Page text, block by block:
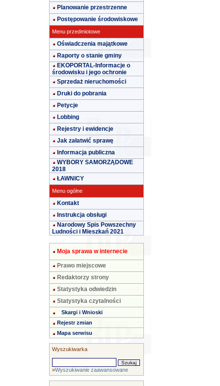
Planowanie przestrzenne
Postępowanie środowiskowe
Menu przedmiotowe
Oświadczenia majątkowe
Raporty o stanie gminy
EKOPORTAL-Informacje o
środowisku i jego ochronie
Sprzedaż nieruchomości
Druki do pobrania
Petycje
Lobbing
Rejestry i ewidencje
Jak załatwić sprawę
Informacja publiczna
WYBORY SAMORZĄDOWE
2018
ŁAWNICY
Menu ogólne
Kontakt
Instrukcja obsługi
Narodowy Spis Powszechny
Ludności i Mieszkań 2021
Moja sprawa w internecie
Prawo miejscowe
Redaktorzy strony
Statystyka odwiedzin
Statystyka czytalności
Skargi i Wnioski
Rejestr zmian
Mapa serwisu
Wyszukiwarka
»Wyszukiwanie zaawansowane